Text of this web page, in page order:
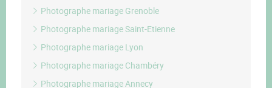
Photographe mariage Grenoble
Photographe mariage Saint-Etienne
Photographe mariage Lyon
Photographe mariage Chambéry
Photographe mariage Annecy